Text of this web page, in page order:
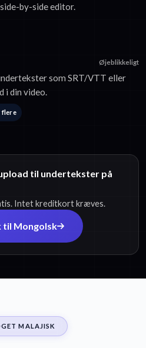
by-side editor.
Øjeblikkeligt
som SRT/VTT eller
i din video.
flere
til undertekster på
Intet kreditkort kræves.
Mongolsk
MALAJISK